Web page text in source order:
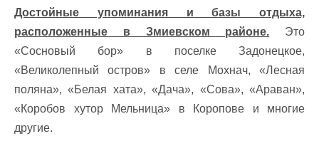
Достойные упоминания и базы отдыха,
расположенные в Змиевском районе. Это
«Сосновый бор» в поселке Задонецкое,
«Великолепный остров» в селе Мохнач, «Лесная
поляна», «Белая хата», «Дача», «Сова», «Араван»,
«Коробов хутор Мельница» в Коропове и многие
другие.